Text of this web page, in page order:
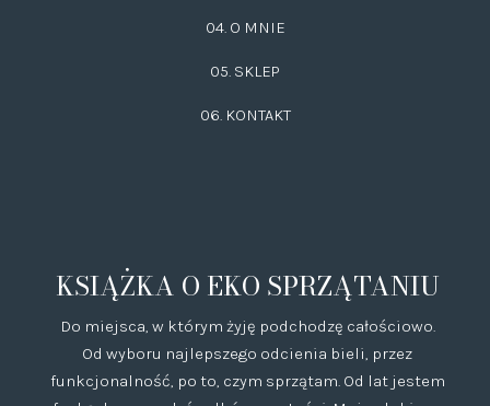
04. O MNIE
05. SKLEP
06. KONTAKT
KSIĄŻKA O EKO SPRZĄTANIU
Do miejsca, w którym żyję podchodzę całościowo.
Od wyboru najlepszego odcienia bieli, przez
funkcjonalność, po to, czym sprzątam. Od lat jestem